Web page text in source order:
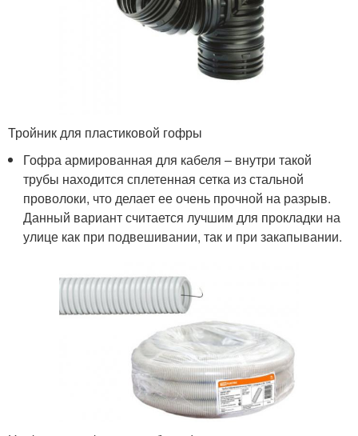
Тройник для пластиковой гофры
Гофра армированная для кабеля – внутри такой
трубы находится сплетенная сетка из стальной
проволоки, что делает ее очень прочной на разрыв.
Данный вариант считается лучшим для прокладки на
улице как при подвешивании, так и при закапывании.